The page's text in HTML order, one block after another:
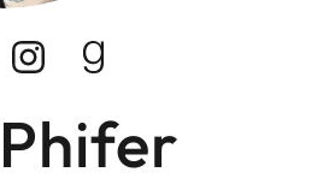
InstagramGoodreads